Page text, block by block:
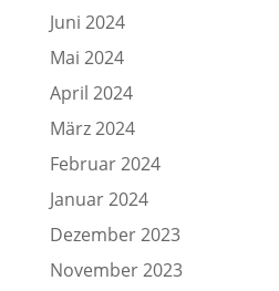
Juni 2024
Mai 2024
April 2024
März 2024
Februar 2024
Januar 2024
Dezember 2023
November 2023